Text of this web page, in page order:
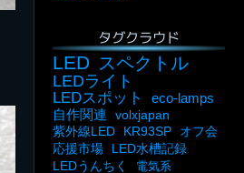
タグクラウド
LED スペクトル
LEDライト
LEDスポット
eco-lamps
自作関連
volxjapan
紫外線LED
KR93SP
オフ会
応援市場
LED水槽記録
LEDうんちく
電気系